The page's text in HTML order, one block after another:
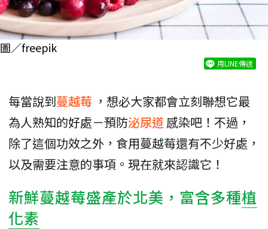
圖／freepik
用LINE傳送
每當說到蔓越莓 ，想必大家都會立刻聯想它最
為人熟知的好處－預防泌尿道 感染吧！不過，
除了這個功效之外，食用蔓越莓還有不少好處，
以及需要注意的事項。現在就來認識它！
新鮮蔓越莓盛產於北美，富含多種植
化素